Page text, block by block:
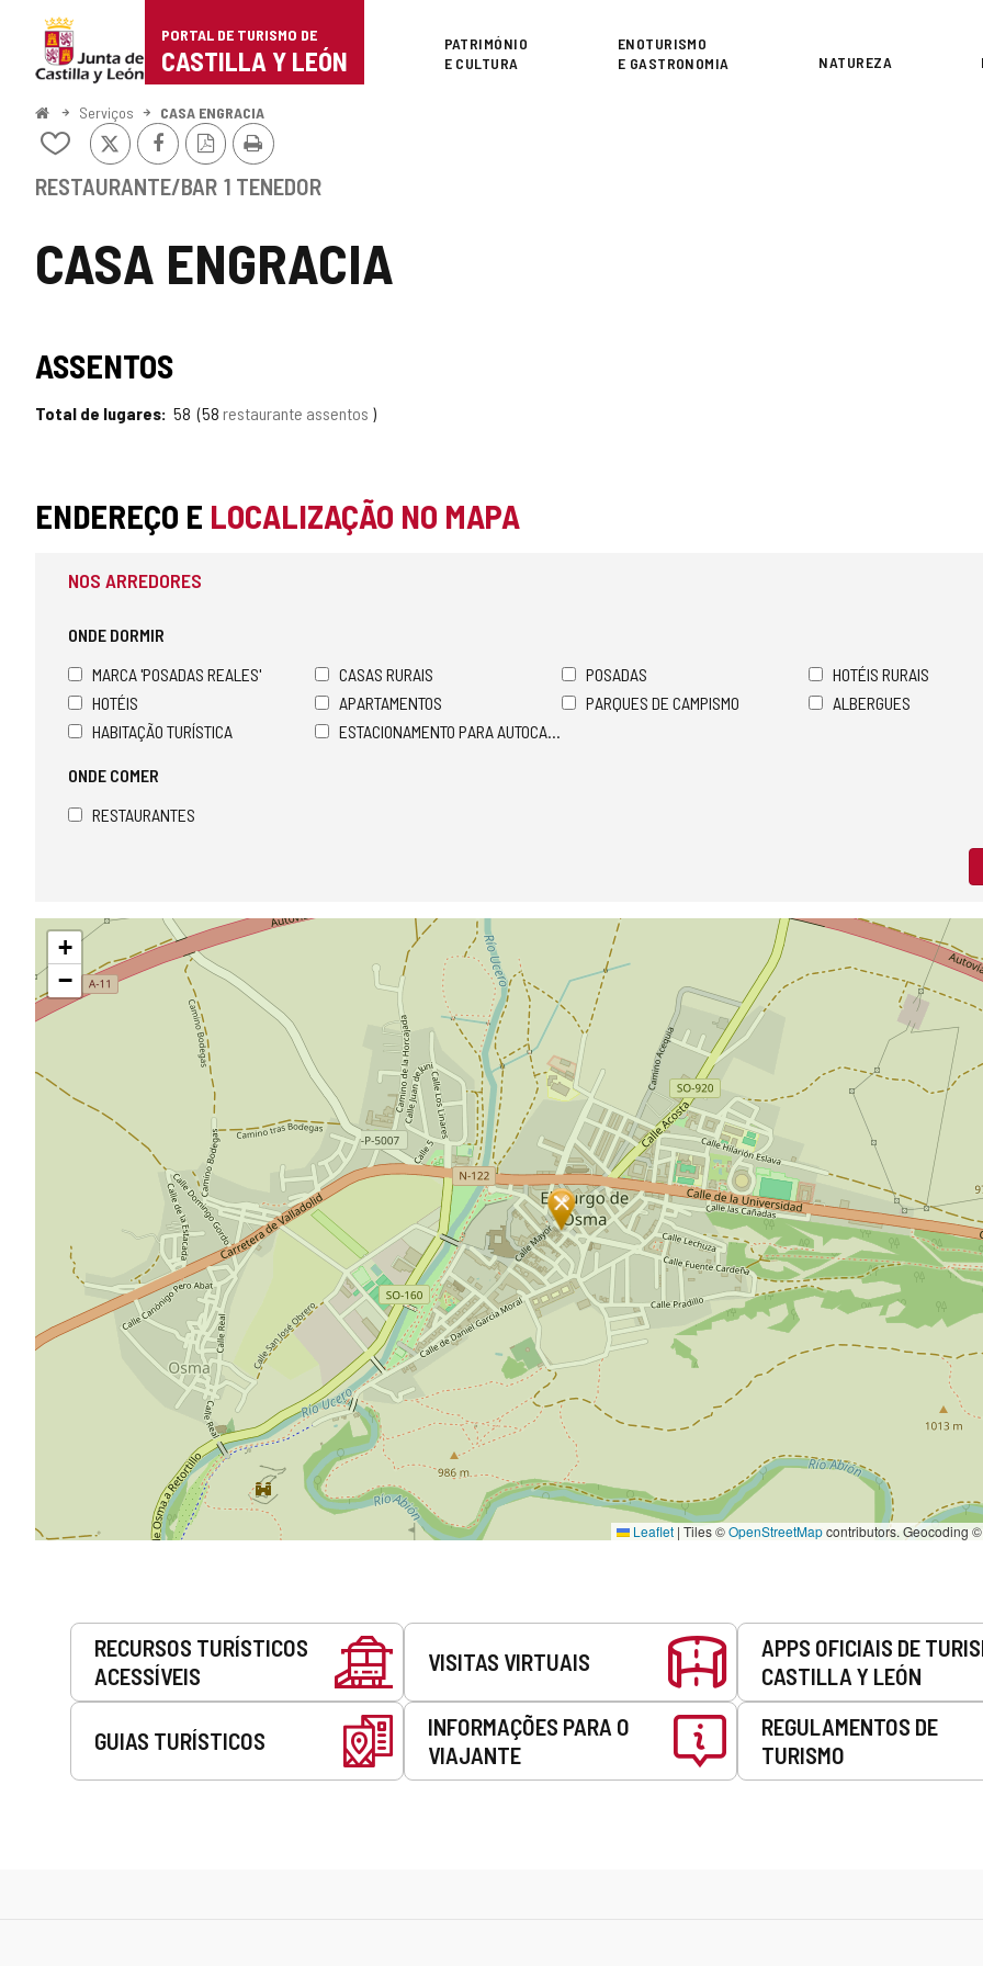
Portal
de
Turismo
Castilla
León
PORTAL DE TURISMO DE
CASTILLA Y LEÓN
Superior
PATRIMÓNIO
E CULTURA
ENOTURISMO
E GASTRONOMIA
NATUREZA
ComeçoServiços CASA ENGRACIA
CASA ENGRACIA
Adicionar
remover
cadernos
x FacebookVersão
PDF
Imprimir
TIPO
RESTAURANTE/BAR 1 TENEDOR
ASSENTOS
Total de lugares 58 58 restaurante assentos
ENDEREÇO E LOCALIZAÇÃO NO MAPA
NOS ARREDORES
ONDE DORMIR
MARCA 'POSADAS REALES'
CASAS RURAIS POSADAS
HOTÉIS RURAIS
HOTÉIS
APARTAMENTOS PARQUES DE CAMPISMO
ALBERGUES
HABITAÇÃO TURÍSTICA
ESTACIONAMENTO PARA AUTOCARAVANAS
ONDE COMER
RESTAURANTES
Pular
mapa
+
−
Leaflet | Tiles ©OpenStreetMapcontributors. Geocoding ©
Serviços
RECURSOS TURÍSTICOS
ACESSÍVEIS
VISITAS VIRTUAIS
APPS OFICIAIS DE
CASTILLA Y LEÓN
GUIAS TURÍSTICOS
INFORMAÇÕES PARA O
VIAJANTE
REGULAMENTOS DE
TURISMO